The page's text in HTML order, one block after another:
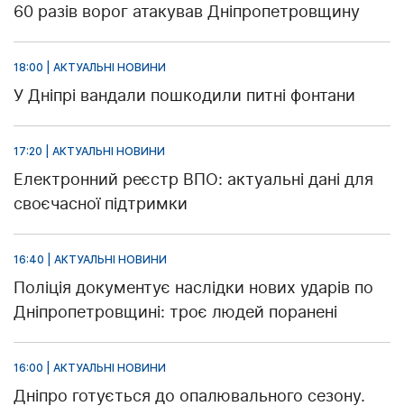
60 разів ворог атакував Дніпропетровщину
18:00 | АКТУАЛЬНІ НОВИНИ
У Дніпрі вандали пошкодили питні фонтани
17:20 | АКТУАЛЬНІ НОВИНИ
Електронний реєстр ВПО: актуальні дані для
своєчасної підтримки
16:40 | АКТУАЛЬНІ НОВИНИ
Поліція документує наслідки нових ударів по
Дніпропетровщині: троє людей поранені
16:00 | АКТУАЛЬНІ НОВИНИ
Дніпро готується до опалювального сезону.